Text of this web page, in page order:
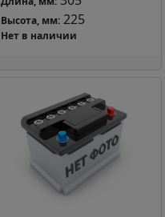
Высота, мм: 225
Нет в наличии